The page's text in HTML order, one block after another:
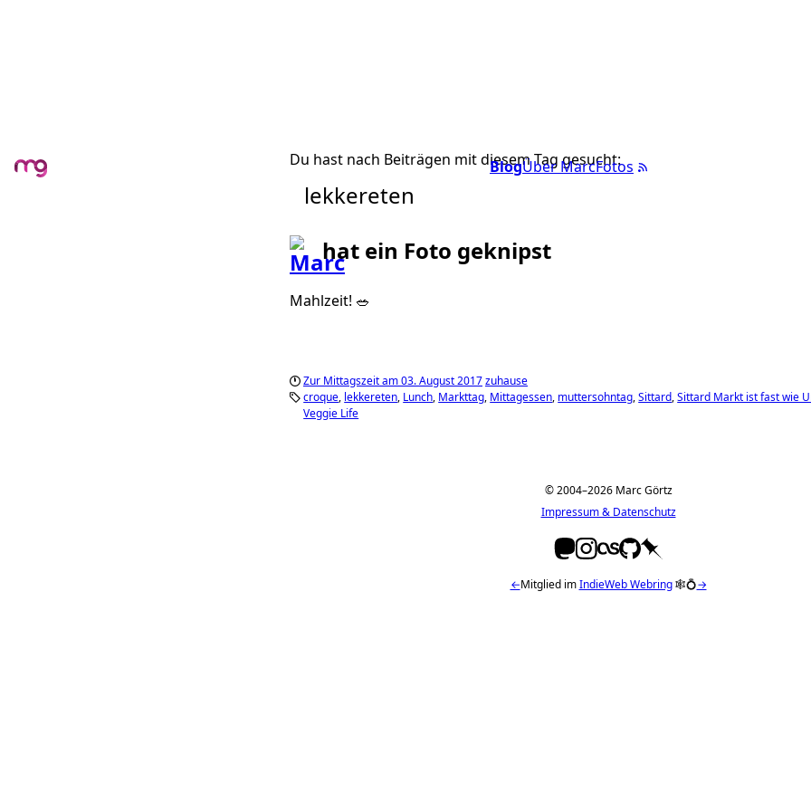
BlogÜber MarcFotos
Du hast nach Beiträgen mit diesem Tag gesucht:
lekkereten
hat ein Foto geknipst
Mahlzeit! 🥗
Zur Mittagszeit am 03. August 2017zuhause
croque lekkereten Lunch Markttag Mittagessen muttersohntag Sittard Sittard Markt ist fast wie
Veggie Life
© 2004–2026 Marc Görtz
Impressum & Datenschutz
←Mitglied imIndieWeb Webring🕸💍→